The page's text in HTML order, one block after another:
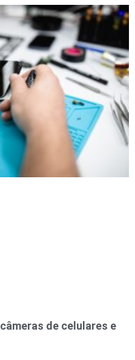
de celulares e